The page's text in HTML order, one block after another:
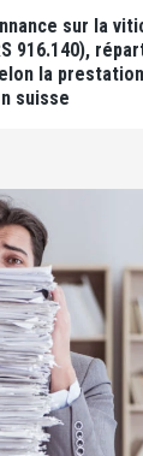
sur la
916.140),
la
suisse